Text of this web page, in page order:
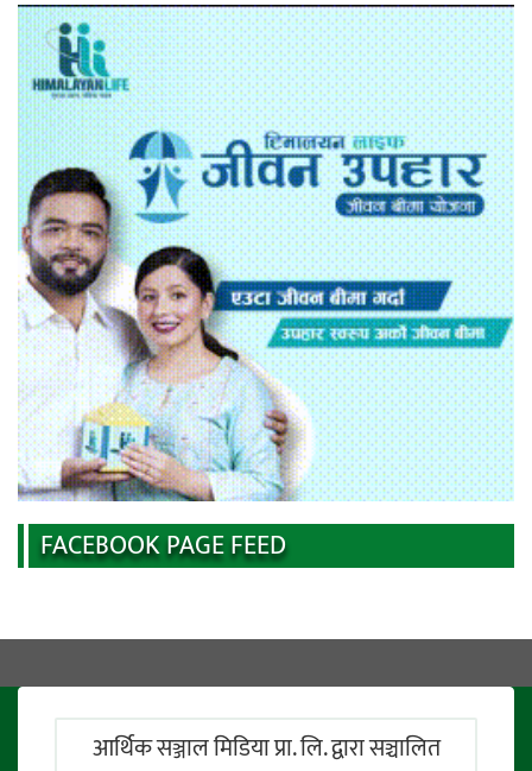
FACEBOOK PAGE FEED
आर्थिक सञ्जाल मिडिया प्रा. लि. द्वारा सञ्चालित